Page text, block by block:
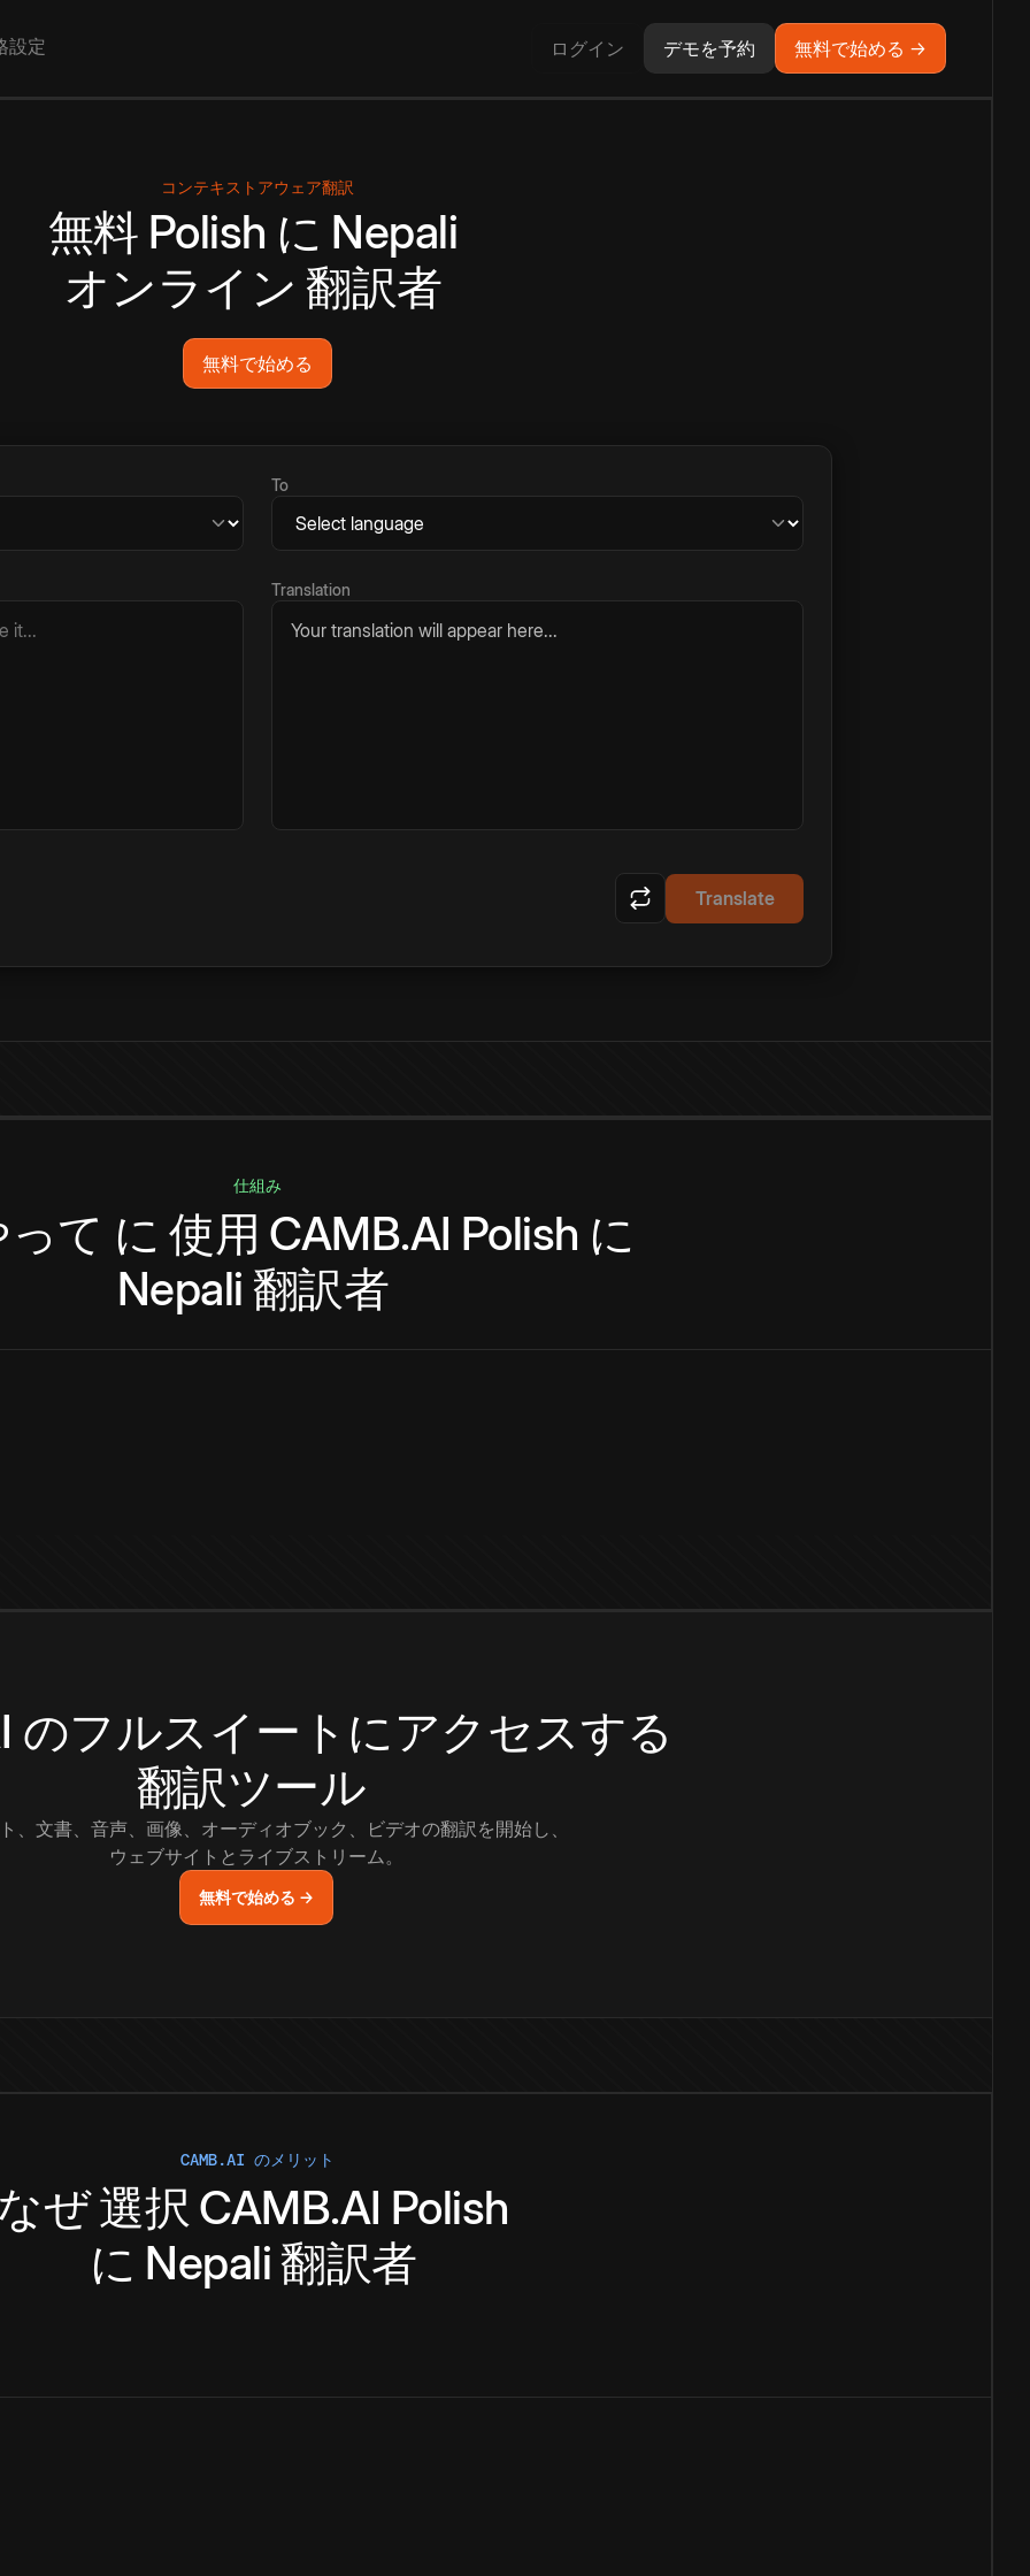
設定 ログイン デモを予約 無料で始める →
コンテキストアウェア翻訳
無料 Polish に Nepali
オンライン 翻訳者
無料で始める
To
Translation
Your translation will appear here...
Translate
仕組み
て に 使用 CAMB.AI Polish に
Nepali 翻訳者
のフルスイートにアクセスする
翻訳ツール
、文書、音声、画像、オーディオブック、ビデオの翻訳を開始し、
ウェブサイトとライブストリーム。
無料で始める →
CAMB.AI のメリット
ぜ選択 CAMB.AI Polish
に Nepali 翻訳者